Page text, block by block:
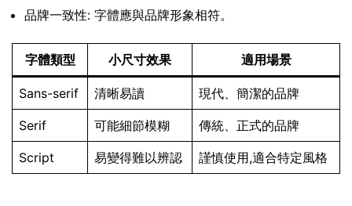
品牌一致性: 字體應與品牌形象相符。
字體類型 小尺寸效果 適用場景
Sans-serif 清晰易讀 現代、簡潔的品牌
Serif 可能細節模糊 傳統、正式的品牌
Script 易變得難以辨認 謹慎使用,適合特定風格